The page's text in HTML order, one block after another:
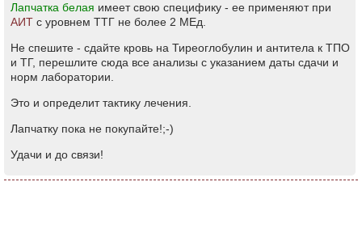
Лапчатка белая имеет свою специфику - ее применяют при
АИТ с уровнем ТТГ не более 2 МЕд.
Не спешите - сдайте кровь на Тиреоглобулин и антитела к ТПО
и ТГ, перешлите сюда все анализы с указанием даты сдачи и
норм лаборатории.
Это и определит тактику лечения.
Лапчатку пока не покупайте!;-)
Удачи и до связи!